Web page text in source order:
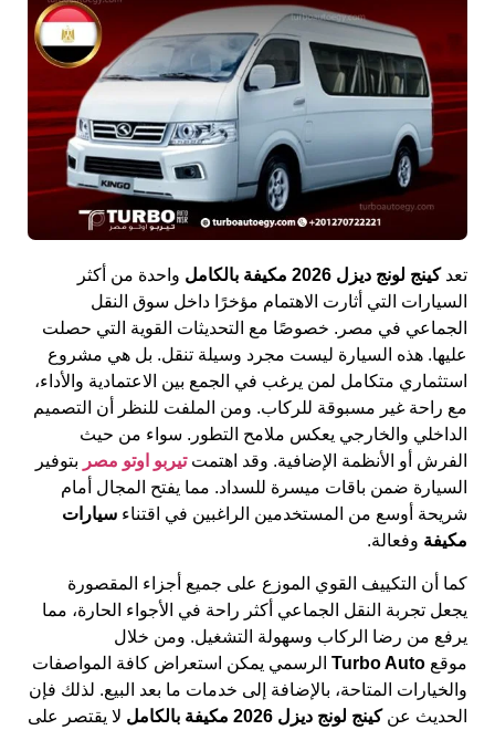
تعدكينج لونج ديزل 2026 مكيفة بالكامل
واحدة من أكثر
السيارات التي أثارت الاهتمام مؤخرًا داخل سوق النقل
الجماعي في مصر. خصوصًا مع التحديثات القوية التي حصلت
عليها. هذه السيارة ليست مجرد وسيلة تنقل. بل هي مشروع
استثماري متكامل لمن يرغب في الجمع بين الاعتمادية والأداء،
مع راحة غير مسبوقة للركاب. ومن الملفت للنظر أن التصميم
الداخلي والخارجي يعكس ملامح التطور. سواء من حيث
الفرش أو الأنظمة الإضافية. وقد اهتمتتيربو اوتو مصر بتوفير
السيارة ضمن باقات ميسرة للسداد. مما يفتح المجال أمام
شريحة أوسع من المستخدمين الراغبين في اقتناء سيارات
مكيفة وفعالة.
كما أن التكييف القوي الموزع على جميع أجزاء المقصورة
يجعل تجربة النقل الجماعي أكثر راحة في الأجواء الحارة، مما
يرفع من رضا الركاب وسهولة التشغيل. ومن خلال
موقع Turbo Auto الرسمي يمكن استعراض كافة المواصفات
والخيارات المتاحة، بالإضافة إلى خدمات ما بعد البيع. لذلك فإن
الحديث عنكينج لونج ديزل 2026 مكيفة بالكامل
لا يقتصر على